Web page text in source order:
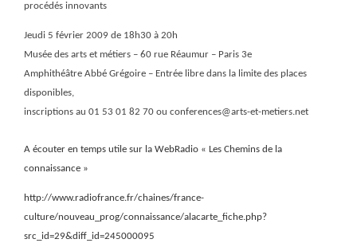
procédés innovants
Jeudi 5 février 2009 de 18h30 à 20h
Musée des arts et métiers – 60 rue Réaumur – Paris 3e
Amphithéâtre Abbé Grégoire – Entrée libre dans la limite des places
disponibles,
inscriptions au 01 53 01 82 70 ou conferences@arts-et-metiers.net
A écouter en temps utile sur la WebRadio « Les Chemins de la
connaissance »
http://www.radiofrance.fr/chaines/france-
culture/nouveau_prog/connaissance/alacarte_fiche.php?
src_id=29&diff_id=245000095